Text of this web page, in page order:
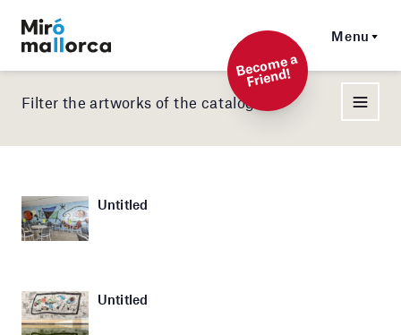
Menu
Beco
me a
Friend!
Filter the artworks of the catalog
Untitled
Untitled